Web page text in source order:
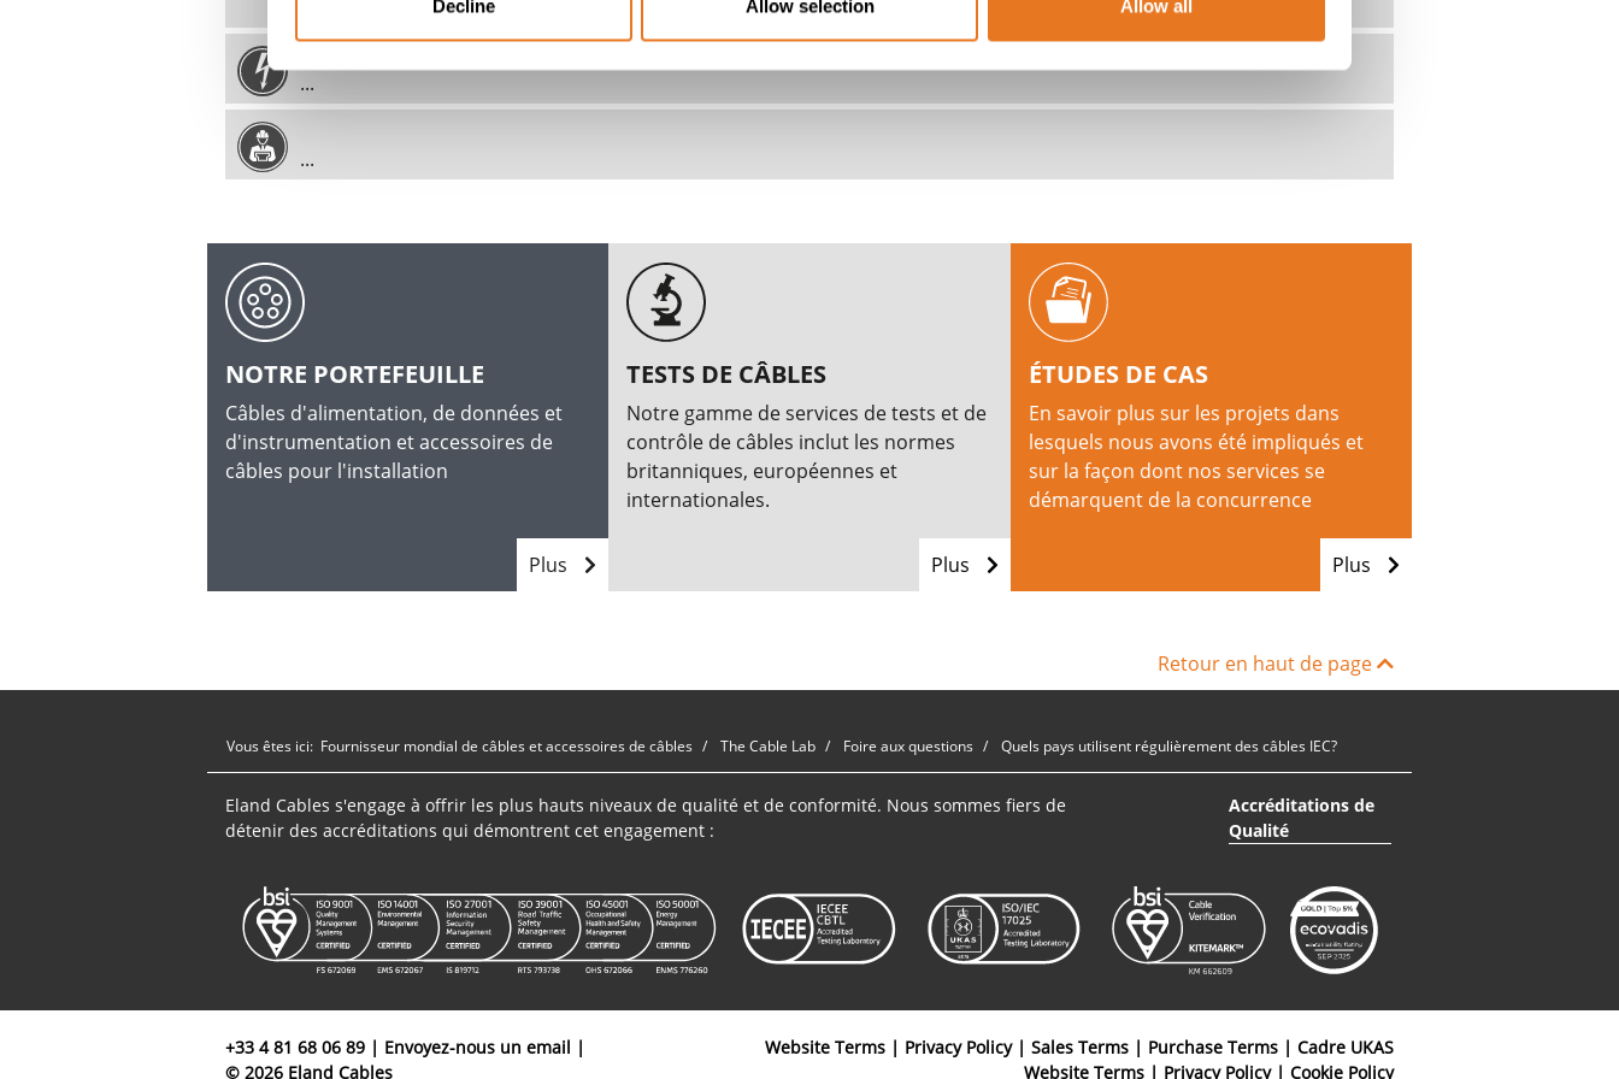
Decline Allow selection Allow all
diamètre des conducteurs électriques....
...
...
NOTRE PORTEFEUILLE
Câbles d'alimentation, de données et
d'instrumentation et accessoires de
câbles pour l'installation
Plus
TESTS DE CÂBLES
Notre gamme de services de tests et de
contrôle de câbles inclut les normes
britanniques, européennes et
internationales.
Plus
ÉTUDES DE CAS
En savoir plus sur les projets dans
lesquels nous avons été impliqués et
sur la façon dont nos services se
démarquent de la concurrence
Plus
Retour en haut de page
Vous êtes ici: Fournisseur mondial de câbles et accessoires de câbles The Cable Lab Foire aux questions Quels pays utilisent régulièrement des câbles IEC?
Eland Cables s'engage à offrir les plus hauts niveaux de qualité et de conformité. Nous sommes fiers de
détenir des accréditations qui démontrent cet engagement :
Accréditations de
Qualité
+33 4 81 68 06 89 | Envoyez-nous un email |
© 2026 Eland Cables
Website Terms| Privacy Policy| Sales Terms| Purchase Terms| Cadre UKAS
Website Terms| Privacy Policy| Cookie Policy